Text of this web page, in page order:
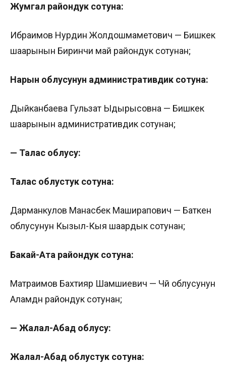
Жумгал райондук сотуна:
Ибраимов Нурдин Жолдошмаметович — Бишкек
шаарынын Биринчи май райондук сотунан;
Нарын облусунун административдик сотуна:
Дыйканбаева Гульзат Ыдырысовна — Бишкек
шаарынын административдик сотунан;
— Талас облусу:
Талас облустук сотуна:
Дарманкулов Манасбек Маширапович — Баткен
облусунун Кызыл-Кыя шаардык сотунан;
Бакай-Ата райондук сотуна:
Матраимов Бахтияр Шамшиевич — Чүй облусунун
Аламүдүн райондук сотунан;
— Жалал-Абад облусу:
Жалал-Абад облустук сотуна: